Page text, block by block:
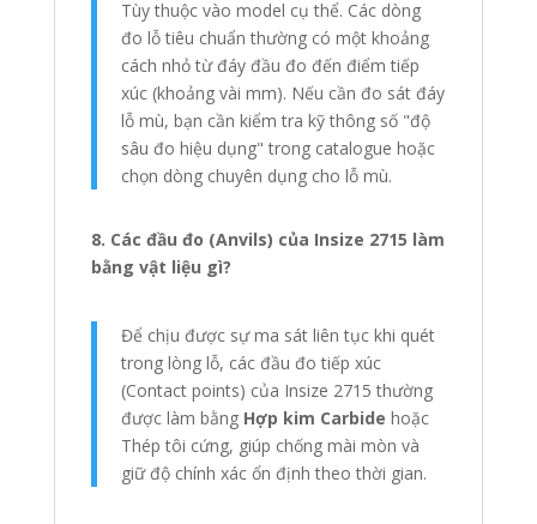
Tùy thuộc vào model cụ thể. Các dòng
đo lỗ tiêu chuẩn thường có một khoảng
cách nhỏ từ đáy đầu đo đến điểm tiếp
xúc (khoảng vài mm). Nếu cần đo sát đáy
lỗ mù, bạn cần kiểm tra kỹ thông số "độ
sâu đo hiệu dụng" trong catalogue hoặc
chọn dòng chuyên dụng cho lỗ mù.
8. Các đầu đo (Anvils) của Insize 2715 làm
bằng vật liệu gì?
Để chịu được sự ma sát liên tục khi quét
trong lòng lỗ, các đầu đo tiếp xúc
(Contact points) của Insize 2715 thường
được làm bằng Hợp kim Carbide hoặc
Thép tôi cứng, giúp chống mài mòn và
giữ độ chính xác ổn định theo thời gian.